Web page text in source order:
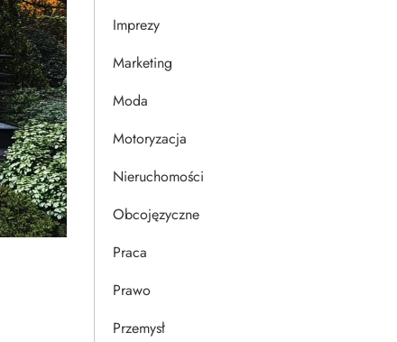
Imprezy
Marketing
Moda
Motoryzacja
Nieruchomości
Obcojęzyczne
Praca
Prawo
Przemysł